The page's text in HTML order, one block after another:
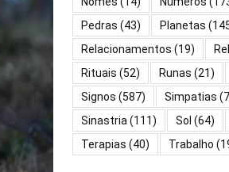
Pedras (43) Planetas
Relacionamentos (19)
Rituais (52) Runas (21)
Signos (587) Simpatias
Sinastria(111) Sol (64)
Terapias (40) Trabalho